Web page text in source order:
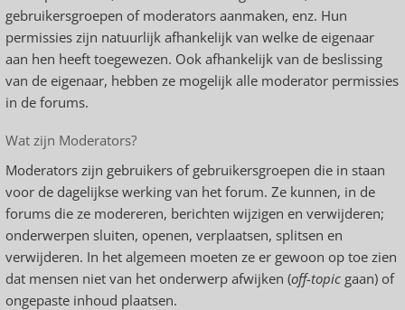
gebruikersgroepen of moderators aanmaken, enz. Hun
permissies zijn natuurlijk afhankelijk van welke de eigenaar
aan hen heeft toegewezen. Ook afhankelijk van de beslissing
van de eigenaar, hebben ze mogelijk alle moderator permissies
in de forums.
Wat zijn Moderators?
Moderators zijn gebruikers of gebruikersgroepen die in staan
voor de dagelijkse werking van het forum. Ze kunnen, in de
forums die ze modereren, berichten wijzigen en verwijderen;
onderwerpen sluiten, openen, verplaatsen, splitsen en
verwijderen. In het algemeen moeten ze er gewoon op toe zien
dat mensen niet van het onderwerp afwijken (off-topic gaan) of
ongepaste inhoud plaatsen.